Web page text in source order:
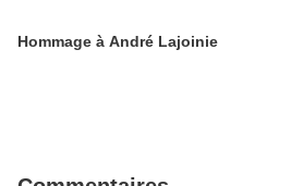
Hommage à André Lajoinie